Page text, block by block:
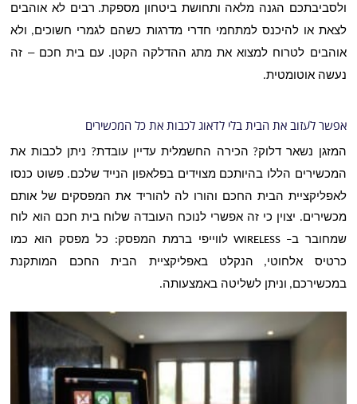
ולסביבתכם הגנה מלאה ותחושת ביטחון מספקת. רבים לא אוהבים
לצאת או להיכנס למתחמי חדרי מדרגות כשהם לגמרי חשוכים, ולא
אוהבים לטרוח למצוא את מתג ההדלקה הקטן. עם בית חכם – זה
נעשה אוטומטית.
אפשר לעזוב את הבית בלי לדאוג לכבות את כל המכשירים
המזגן נשאר דלוק? הכירה החשמלית עדיין עובדת? ניתן לכבות את
המכשירים הללו בהיותכם מצוידים בפלאפון הנייד שלכם. פשוט כנסו
לאפליקציית הבית החכם והורו לה להוריד את המפסקים של אותם
מכשירים. יצוין כי זה אפשרי לנוכח העובדה שלוח בית חכם הוא לוח
שמחובר ב– WIRELESS לווייפי ברמת המפסק: כל מפסק הוא כמו
כרטיס אלחוטי, הנקלט באפליקציית הבית החכם המותקנת
במכשירכם, וניתן לשליטה באמצעותה.